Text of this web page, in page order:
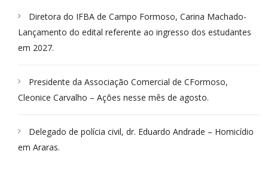
Diretora do IFBA de Campo Formoso, Carina Machado-
Lançamento do edital referente ao ingresso dos estudantes
em 2027.
Presidente da Associação Comercial de CFormoso,
Cleonice Carvalho – Ações nesse mês de agosto.
Delegado de polícia civil, dr. Eduardo Andrade – Homicídio
em Araras.